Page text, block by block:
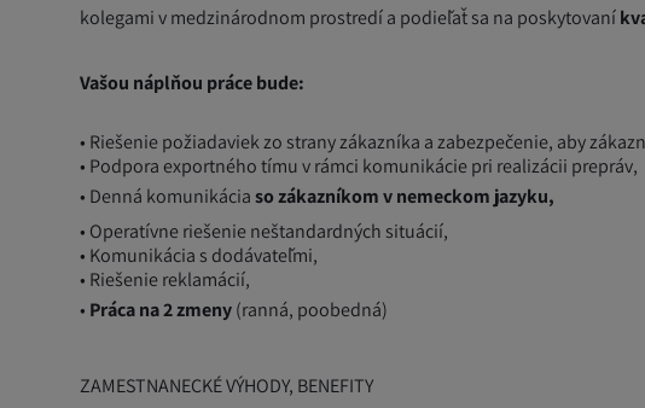
kolegami v medzinárodnom prostredí a podieľať sa na poskytovaní
Vašou náplňou práce bude:
• Riešenie požiadaviek zo strany zákazníka a zabezpečenie, aby
• Podpora exportného tímu v rámci komunikácie pri realizácii prepráv,
• Denná komunikáciaso zákazníkom v nemeckom jazyku,
• Operatívne riešenie neštandardných situácií,
• Komunikácia s dodávateľmi,
• Riešenie reklamácií,
• Práca na 2 zmeny(ranná, poobedná)
ZAMESTNANECKÉ VÝHODY, BENEFITY